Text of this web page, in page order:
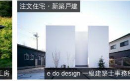
注文住宅・新築戸建
e do design 一級建築士事務所